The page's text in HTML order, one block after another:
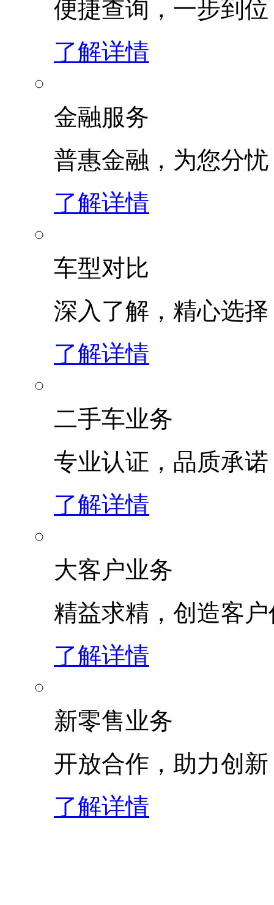
便捷查询，一步到位
了解详情
金融服务
普惠金融，为您分忧
了解详情
车型对比
深入了解，精心选择
了解详情
二手车业务
专业认证，品质承诺
了解详情
大客户业务
精益求精，创造客
了解详情
新零售业务
开放合作，助力创新
了解详情